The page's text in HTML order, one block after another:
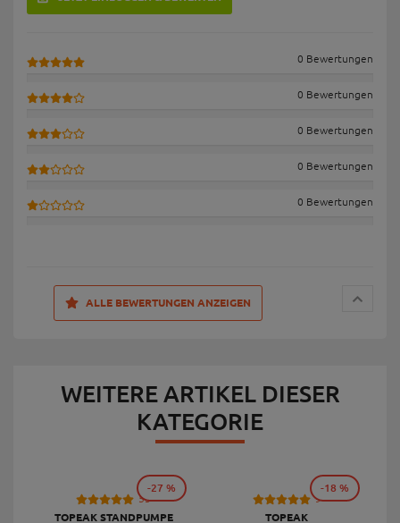
0 Bewertungen
0 Bewertungen
0 Bewertungen
0 Bewertungen
0 Bewertungen
ALLE BEWERTUNGEN ANZEIGEN
WEITERE ARTIKEL DIESER
KATEGORIE
53
TOPEAK STANDPUMPE
-27 %
9
TOPEAK
-18 %